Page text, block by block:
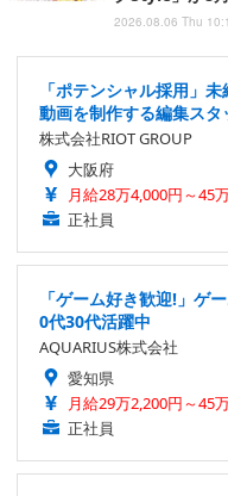
2026.08.06 Thu
「ポテンシャル採用」
動画を制作する編集スタ
株式会社RIOT GROUP
大阪府
月給28万4,000円～45
正社員
「ゲーム好き歓迎!」ゲ
0代30代活躍中
AQUARIUS株式会社
愛知県
月給29万2,200円～45
正社員